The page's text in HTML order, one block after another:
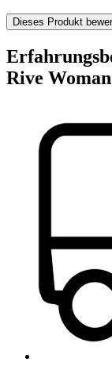
Dieses Produkt
Rive